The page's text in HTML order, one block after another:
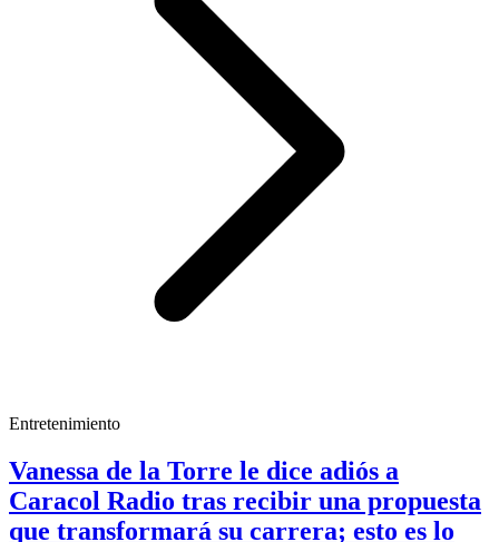
Entretenimiento
Vanessa de la Torre le dice adiós a
Caracol Radio tras recibir una propuesta
que transformará su carrera; esto es lo